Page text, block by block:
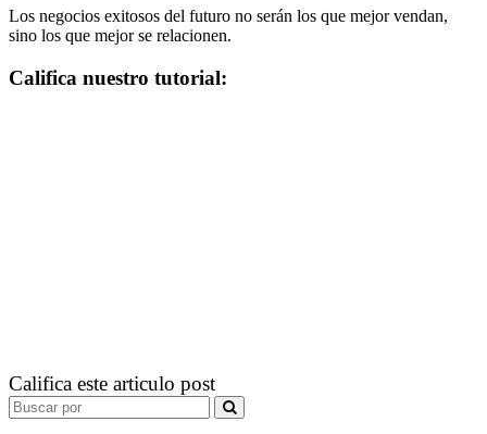
Los negocios exitosos del futuro no serán los que mejor vendan,
sino los que mejor se relacionen.
Califica nuestro tutorial:
Califica este articulo post
Search
for: